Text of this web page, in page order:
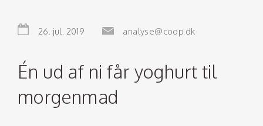
26. jul. 2019 analyse@coop.dk
Én ud af ni får yoghurt til
morgenmad